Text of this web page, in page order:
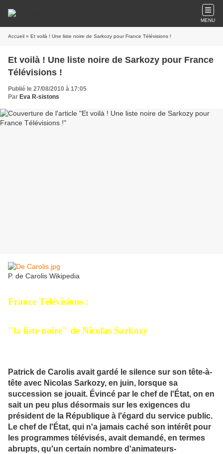
MENU
Accueil » Et voilà ! Une liste noire de Sarkozy pour France Télévisions !
Et voilà ! Une liste noire de Sarkozy pour France
Télévisions !
Publié le 27/08/2010 à 17:05
Par Eva R-sistons
P. de Carolis Wikipedia
France Télévisions :
"la liste noire" de Nicolas Sarkozy
Patrick de Carolis avait gardé le silence sur son tête-à-
tête avec Nicolas Sarkozy, en juin, lorsque sa
succession se jouait. Évincé par le chef de l'État, on en
sait un peu plus désormais sur les exigences du
président de la République à l'égard du service public.
Le chef de l'État, qui n'a jamais caché son intérêt pour
les programmes télévisés, avait demandé, en termes
abrupts, qu'un certain nombre d'animateurs-